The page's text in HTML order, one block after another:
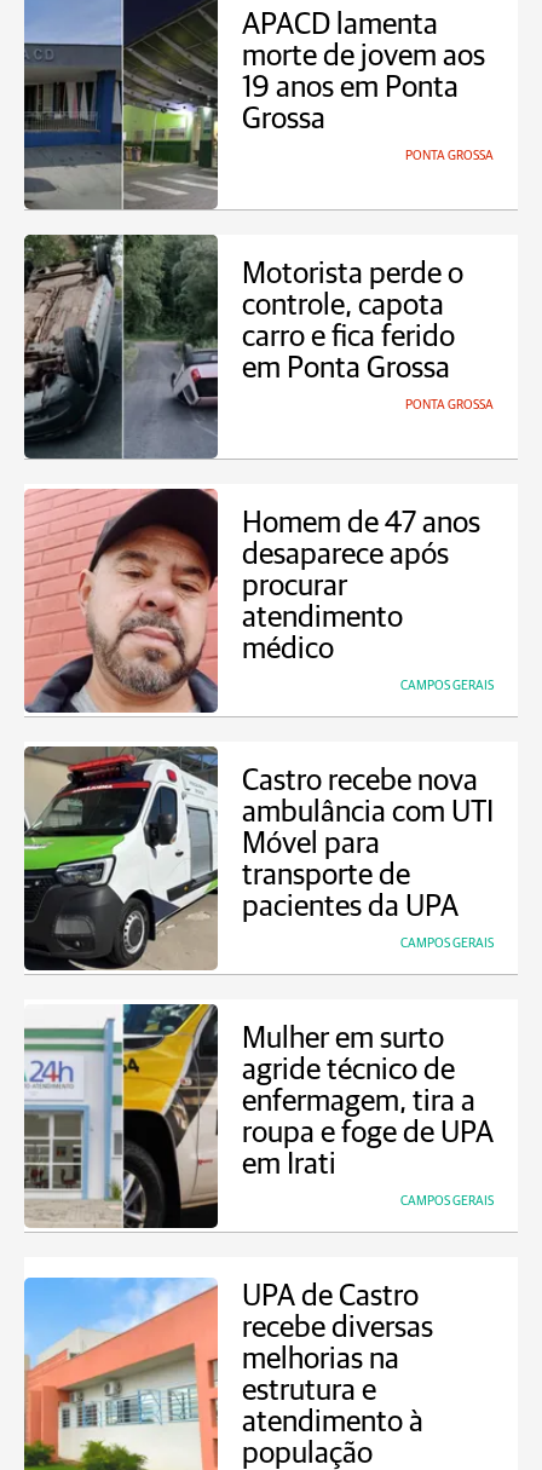
APACD lamenta
morte de jovem aos
19 anos em Ponta
Grossa
PONTA GROSSA
Motorista perde o
controle, capota
carro e fica ferido
em Ponta Grossa
PONTA GROSSA
Homem de 47 anos
desaparece após
procurar
atendimento
médico
CAMPOS GERAIS
Castro recebe nova
ambulância com UTI
Móvel para
transporte de
pacientes da UPA
CAMPOS GERAIS
Mulher em surto
agride técnico de
enfermagem, tira a
roupa e foge de UPA
em Irati
CAMPOS GERAIS
UPA de Castro
recebe diversas
melhorias na
estrutura e
atendimento à
população